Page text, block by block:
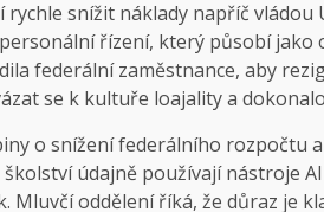
snížit náklady napříč vládou
řízení, který působí jako
federální zaměstnance, aby
se k kultuře loajality a
o snížení federálního rozpočtu
údajně používají nástroje
oddělení říká, že důraz je